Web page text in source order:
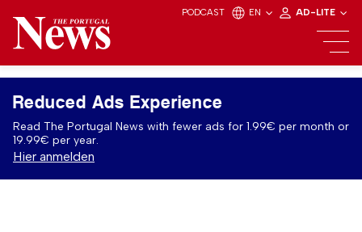
PODCAST EN AD-LITE
Reduced Ads Experience
Read The Portugal News with fewer ads for 1.99€ per month or
19.99€ per year.
Hier anmelden